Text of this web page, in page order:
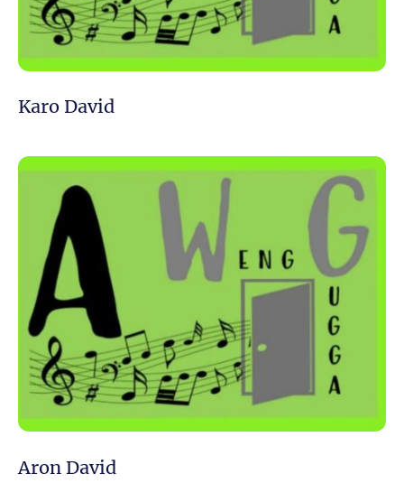
Karo David
Aron David